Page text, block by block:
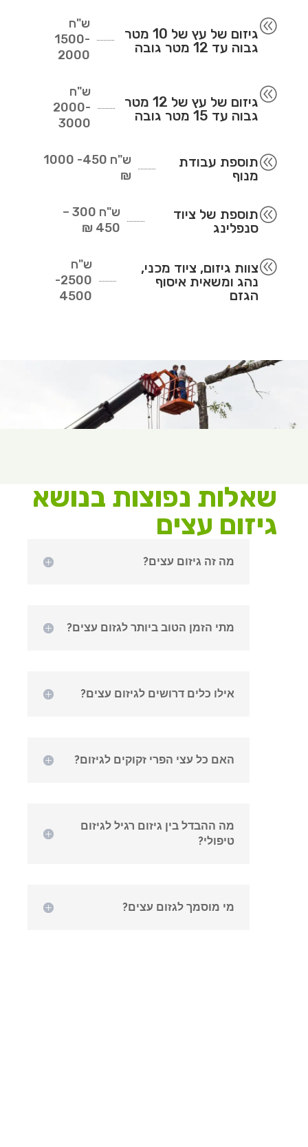
@
גיזום של עץ של 10 מטר
גבוה עד 12 מטר גובה
ש"ח
1500-
2000
@
גיזום של עץ של 12 מטר
גבוה עד 15 מטר גובה
ש"ח
2000-
3000
@תוספת עבודת
מנוף
ש"ח
450- 1000
₪
@תוספת של ציוד
סנפלינג
ש"ח
300 –
450 ₪
@צוות גיזום, ציוד מכני,
נהג ומשאית איסוף
הגזם
ש"ח
2500-
4500
שאלות נפוצות בנושא
גיזום עצים
מה זה גיזום עצים?
מתי הזמן הטוב ביותר לגזום עצים?
אילו כלים דרושים לגיזום עצים?
האם כל עצי הפרי זקוקים לגיזום?
מה ההבדל בין גיזום רגיל לגיזום
טיפולי?
מי מוסמך לגזום עצים?